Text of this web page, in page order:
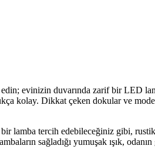
evinizin duvarında zarif bir LED
kolay. Dikkat çeken dokular ve
lamba tercih edebileceğiniz gibi,
sağladığı yumuşak ışık,